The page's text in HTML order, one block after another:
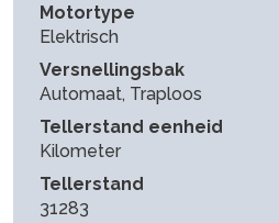
Motortype
Elektrisch
Versnellingsbak
Automaat, Traploos
Tellerstand eenheid
Kilometer
Tellerstand
31283